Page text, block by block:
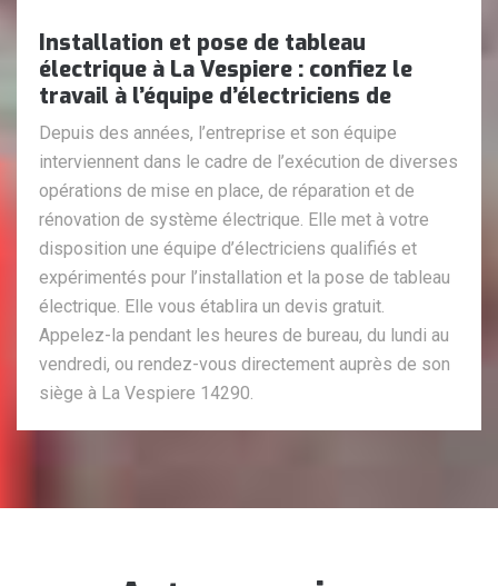
Installation et pose de tableau
électrique à La Vespiere : confiez le
travail à l’équipe d’électriciens de
Depuis des années, l’entreprise et son équipe
interviennent dans le cadre de l’exécution de diverses
opérations de mise en place, de réparation et de
rénovation de système électrique. Elle met à votre
disposition une équipe d’électriciens qualifiés et
expérimentés pour l’installation et la pose de tableau
électrique. Elle vous établira un devis gratuit.
Appelez-la pendant les heures de bureau, du lundi au
vendredi, ou rendez-vous directement auprès de son
siège à La Vespiere 14290.